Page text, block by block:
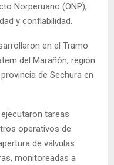
Norperuano (ONP),
y confiabilidad.
en el Tramo
del Marañón, región
de Sechura en
tareas
operativos de
de válvulas
monitoreadas a